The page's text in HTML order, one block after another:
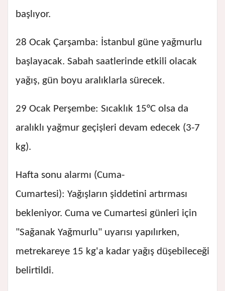
başlıyor.
28 Ocak Çarşamba: İstanbul güne yağmurlu
başlayacak. Sabah saatlerinde etkili olacak
yağış, gün boyu aralıklarla sürecek.
29 Ocak Perşembe: Sıcaklık 15°C olsa da
aralıklı yağmur geçişleri devam edecek (3-7
kg).
Hafta sonu alarmı (Cuma-
Cumartesi): Yağışların şiddetini artırması
bekleniyor. Cuma ve Cumartesi günleri için
"Sağanak Yağmurlu" uyarısı yapılırken,
metrekareye 15 kg'a kadar yağış düşebileceği
belirtildi.